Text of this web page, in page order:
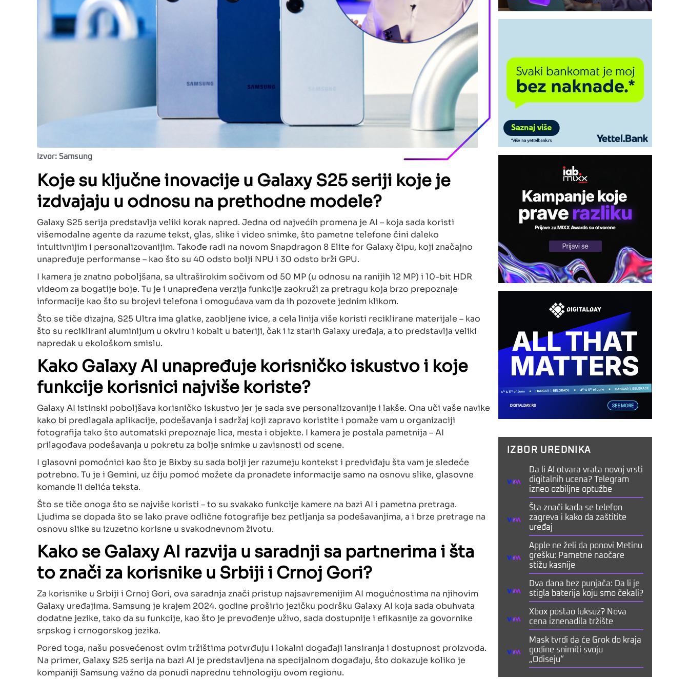
Izvor: Samsung
Koje su ključne inovacije u Galaxy S25 seriji koje je
izdvajaju u odnosu na prethodne modele?
Galaxy S25 serija predstavlja veliki korak napred. Jedna od najvećih promena je AI – koja sada koristi
višemodalne agente da razume tekst, glas, slike i video snimke, što pametne telefone čini daleko
intuitivnijim i personalizovanijim. Takođe radi na novom Snapdragon 8 Elite for Galaxy čipu, koji značajno
unapređuje performanse – kao što su 40 odsto bolji NPU i 30 odsto brži GPU.
I kamera je znatno poboljšana, sa ultraširokim sočivom od 50 MP (u odnosu na ranijih 12 MP) i 10-bit HDR
videom za bogatije boje. Tu je i unapređena verzija funkcije zaokruži za pretragu koja brzo prepoznaje
informacije kao što su brojevi telefona i omogućava vam da ih pozovete jednim klikom.
Što se tiče dizajna, S25 Ultra ima glatke, zaobljene ivice, a cela linija više koristi reciklirane materijale – kao
što su reciklirani aluminijum u okviru i kobalt u bateriji, čak i iz starih Galaxy uređaja, a to predstavlja veliki
napredak u ekološkom smislu.
Kako Galaxy AI unapređuje korisničko iskustvo i koje
funkcije korisnici najviše koriste?
Galaxy AI istinski poboljšava korisničko iskustvo jer je sada sve personalizovanije i lakše. Ona uči vaše navike
kako bi predlagala aplikacije, podešavanja i sadržaj koji zapravo koristite i pomaže vam u organizaciji
fotografija tako što automatski prepoznaje lica, mesta i objekte. I kamera je postala pametnija – AI
prilagođava podešavanja u pokretu za bolje snimke u zavisnosti od scene.
I glasovni pomoćnici kao što je Bixby su sada bolji jer razumeju kontekst i predviđaju šta vam je sledeće
potrebno. Tu je i Gemini, uz čiju pomoć možete da pronađete informacije samo na osnovu slike, glasovne
komande li delića teksta.
Što se tiče onoga što se najviše koristi – to su svakako funkcije kamere na bazi AI i pametna pretraga.
Ljudima se dopada što se lako prave odlične fotografije bez petljanja sa podešavanjima, a i brze pretrage na
osnovu slike su izuzetno korisne u svakodnevnom životu.
Kako se Galaxy AI razvija u saradnji sa partnerima i šta
to znači za korisnike u Srbiji i Crnoj Gori?
Za korisnike u Srbiji i Crnoj Gori, ova saradnja znači pristup najsavremenijim AI mogućnostima na njihovim
Galaxy uređajima. Samsung je krajem 2024. godine proširio jezičku podršku Galaxy AI koja sada obuhvata
dodatne jezike, tako da su funkcije, kao što je prevođenje uživo, sada dostupnije i efikasnije za govornike
srpskog i crnogorskog jezika.
Pored toga, našu posvećenost ovim tržištima potvrđuju i lokalni događaji lansiranja i dostupnost proizvoda.
Na primer, Galaxy S25 serija na bazi AI je predstavljena na specijalnom događaju, što dokazuje koliko je
kompaniji Samsung važno da ponudi naprednu tehnologiju ovom regionu.
IZBOR UREDNIKA
Da li AI otvara vrata novoj vrsti
digitalnih ucena? Telegram
izneo ozbiljne optužbe
Šta znači kada se telefon
zagreva i kako da zaštitite
uređaj
Apple ne želi da ponovi Metinu
grešku: Pametne naočare
stižu kasnije
Dva dana bez punjača: Da li je
stigla baterija koju smo čekali?
Xbox postao luksuz? Nova
cena iznenadila tržište
Mask tvrdi da će Grok do kraja
godine snimiti svoju
„Odiseju“